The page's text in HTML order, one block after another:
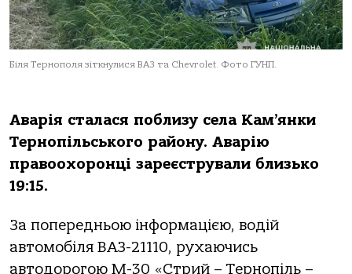
Біля Тернополя зіткнулися ВАЗ та Chevrolet. Фото ГУНП.
Аварія сталася поблизу села Кам’янки
Тернопільського району. Аварію
правоохоронці зареєстрували близько
19:15.
За попередньою інформацією, водій
автомобіля ВАЗ-21110, рухаючись
автодорогою М-30 «Стрий – Тернопіль –